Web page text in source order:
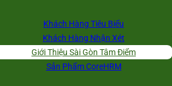
Khách Hàng Tiêu Biểu
Khách Hàng Nhận Xét
Giới Thiệu Sài Gòn Tâm Điểm
Sản Phẩm CoreHRM